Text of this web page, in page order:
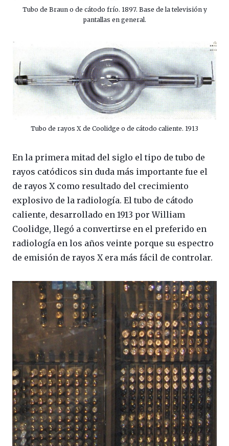
Tubo de Braun o de cátodo frío. 1897. Base de la televisión y
pantallas en general.
Tubo de rayos X de Coolidge o de cátodo caliente. 1913
En la primera mitad del siglo el tipo de tubo de
rayos catódicos sin duda más importante fue el
de rayos X como resultado del crecimiento
explosivo de la radiología. El tubo de cátodo
caliente, desarrollado en 1913 por William
Coolidge, llegó a convertirse en el preferido en
radiología en los años veinte porque su espectro
de emisión de rayos X era más fácil de controlar.